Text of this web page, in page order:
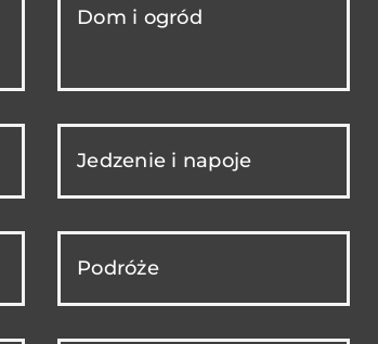
Dom i ogród
Jedzenie i napoje
Podróże